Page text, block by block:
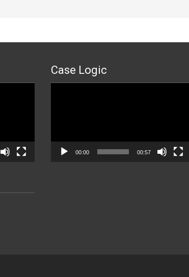
Case Logic
00:00 00:57